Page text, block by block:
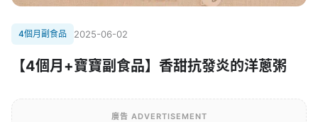
4個月副食品 2025-06-02
【4個月+寶寶副食品】香甜抗發炎的洋蔥粥
廣告 ADVERTISEMENT